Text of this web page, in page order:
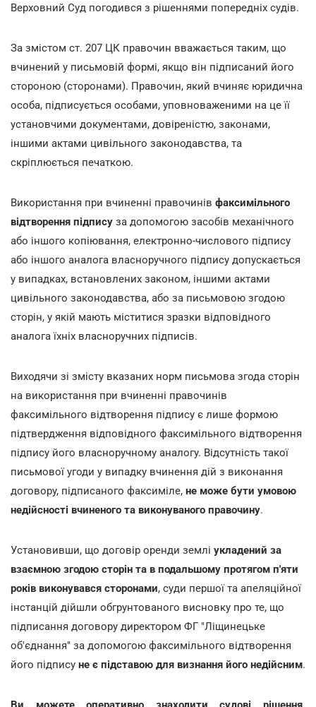
Верховний Суд погодився з рішеннями попередніх судів.
За змістом ст. 207 ЦК правочин вважається таким, що
вчинений у письмовій формі, якщо він підписаний його
стороною (сторонами). Правочин, який вчиняє юридична
особа, підписується особами, уповноваженими на це її
установчими документами, довіреністю, законами,
іншими актами цивільного законодавства, та
скріплюється печаткою.
Використання при вчиненні правочинів факсимільного
відтворення підпису за допомогою засобів механічного
або іншого копіювання, електронно-числового підпису
або іншого аналога власноручного підпису допускається
у випадках, встановлених законом, іншими актами
цивільного законодавства, або за письмовою згодою
сторін, у якій мають міститися зразки відповідного
аналога їхніх власноручних підписів.
Виходячи зі змісту вказаних норм письмова згода сторін
на використання при вчиненні правочинів
факсимільного відтворення підпису є лише формою
підтвердження відповідного факсимільного відтворення
підпису його власноручному аналогу. Відсутність такої
письмової угоди у випадку вчинення дій з виконання
договору, підписаного факсиміле, не може бути умовою
недійсності вчиненого та виконуваного правочину.
Установивши, що договір оренди землі укладений за
взаємною згодою сторін та в подальшому протягом п'яти
років виконувався сторонами, суди першої та апеляційної
інстанцій дійшли обгрунтованого висновку про те, що
підписання договору директором ФГ "Ліщинецьке
об'єднання" за допомогою факсимільного відтворення
його підпису не є підставою для визнання його недійсним.